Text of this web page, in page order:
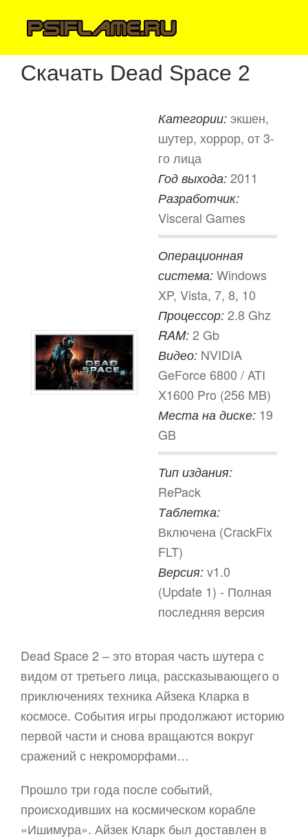
Скачать Dead Space 2
Категории: экшен,
шутер, хоррор, от 3-
го лица
Год выхода: 2011
Разработчик:
Visceral Games
Операционная
система: Windows
XP, Vista, 7, 8, 10
Процессор: 2.8 Ghz
RAM: 2 Gb
Видео: NVIDIA
GeForce 6800 / ATI
X1600 Pro (256 MB)
Места на диске: 19
GB
Тип издания:
RePack
Таблетка:
Включена (CrackFix
FLT)
Версия: v1.0
(Update 1) - Полная
последняя версия
Dead Space 2 – это вторая часть шутера с
видом от третьего лица, рассказывающего о
приключениях техника Айзека Кларка в
космосе. События игры продолжают историю
первой части и снова вращаются вокруг
сражений с некроморфами…
Прошло три года после событий,
происходивших на космическом корабле
«Ишимура». Айзек Кларк был доставлен в